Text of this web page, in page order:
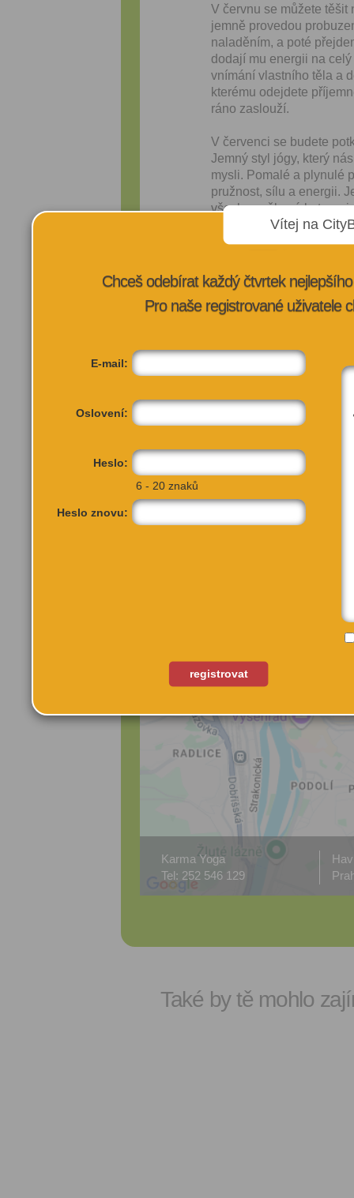
V červnu se můžete těšit
jemně provedou
naladěním, a poté
dodají mu energii na
vnímání vlastního těla a
kterému odejdete
ráno zaslouží.
V červenci se budete
Jemný styl jógy, který
mysli. Pomalé a plynulé
pružnost, sílu a energii.
všechny věkové
Srpen bude patřit
se přirozeně probudilo
důrazem na propojení
prostor k zastavení,
VÍCE
Karma Yoga
Tel: 252 546 129
Také by tě mohlo
Vítej na
Chceš odebírat každý čtvrtek
Pro naše registrované uživatele
E-mail:
Oslovení:
Heslo:
6 - 20 znaků
Heslo znovu:
registrovat